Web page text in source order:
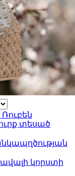
տեսած
կորստի